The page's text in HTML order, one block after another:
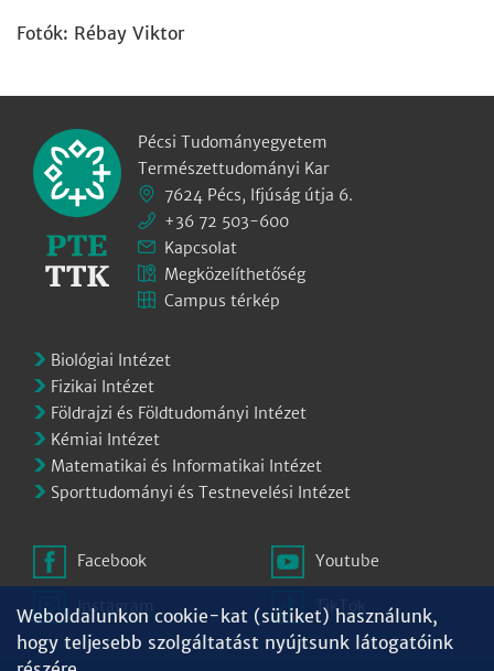
Fotók: Rébay Viktor
Pécsi Tudományegyetem
Természettudományi Kar
7624 Pécs, Ifjúság útja 6.
+36 72 503-600
Kapcsolat
Megközelíthetőség
Campus térkép
Biológiai Intézet
Fizikai Intézet
Földrajzi és Földtudományi Intézet
Kémiai Intézet
Matematikai és Informatikai Intézet
Sporttudományi és Testnevelési Intézet
Facebook
Instagram
Youtube
TikTok
Weboldalunkon cookie-kat (sütiket) használunk,
hogy teljesebb szolgáltatást nyújtsunk látogatóink